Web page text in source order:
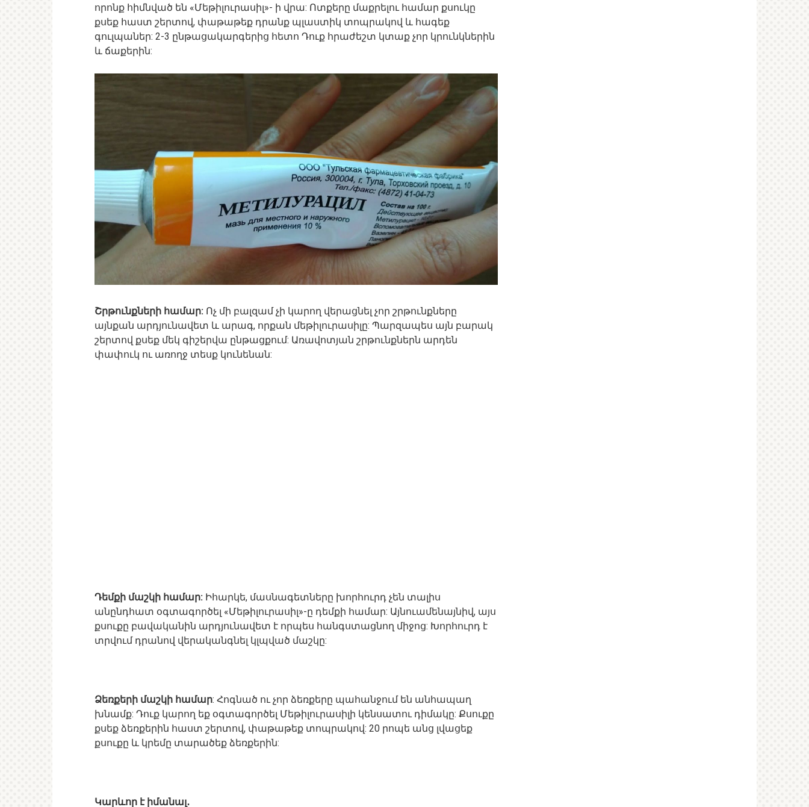
որոնք հիմնված են «Մեթիլուրասիլ»- ի վրա: Ոտքերը մաքրելու համար քսուկը
քսեք հաստ շերտով, փաթաթեք դրանք պլաստիկ տոպրակով և հագեք
գուլպաներ: 2-3 ընթացակարգերից հետո Դուք հրաժեշտ կտաք չոր կրունկներին
և ճաքերին:
Շրթունքների համար: Ոչ մի բալզամ չի կարող վերացնել չոր շրթունքները
այնքան արդյունավետ և արագ, որքան մեթիլուրասիլը: Պարզապես այն բարակ
շերտով քսեք մեկ գիշերվա ընթացքում: Առավոտյան շրթունքներն արդեն
փափուկ ու առողջ տեսք կունենան:
Դեմքի մաշկի համար: Իհարկե, մասնագետները խորհուրդ չեն տալիս
անընդհատ օգտագործել «Մեթիլուրասիլ»-ը դեմքի համար: Այնուամենայնիվ, այս
քսուքը բավականին արդյունավետ է որպես հանգստացնող միջոց: Խորհուրդ է
տրվում դրանով վերականգնել կլպված մաշկը:
Ձեռքերի մաշկի համար: Հոգնած ու չոր ձեռքերը պահանջում են անհապաղ
խնամք: Դուք կարող եք օգտագործել Մեթիլուրասիլի կենսատու դիմակը: Քսուքը
քսեք ձեռքերին հաստ շերտով, փաթաթեք տոպրակով: 20 րոպե անց լվացեք
քսուքը և կրեմը տարածեք ձեռքերին:
Կարևոր է իմանալ․